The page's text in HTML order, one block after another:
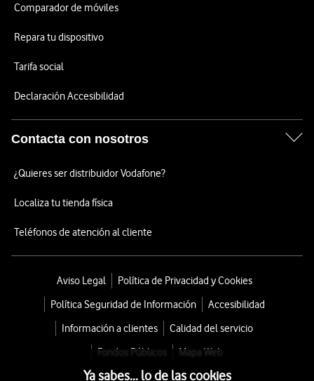
Comparador de móviles
Repara tu dispositivo
Tarifa social
Declaración Accesibilidad
Contacta con nosotros
¿Quieres ser distribuidor Vodafone?
Localiza tu tienda física
Teléfonos de atención al cliente
Aviso Legal
Política de Privacidad y Cookies
Política Seguridad de Información
Accesibilidad
Información a clientes
Calidad del servicio
Fondos Públicos
Mapa Web
Ya sabes... lo de las cookies